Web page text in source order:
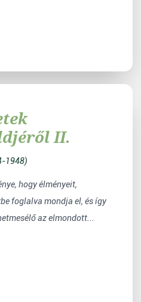
II.
1948)
hogy élményeit,
foglalva mondja el, és így
az elmondott...